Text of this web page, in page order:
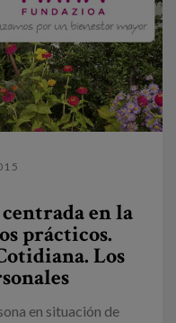
en la
prácticos.
Los
en situación de